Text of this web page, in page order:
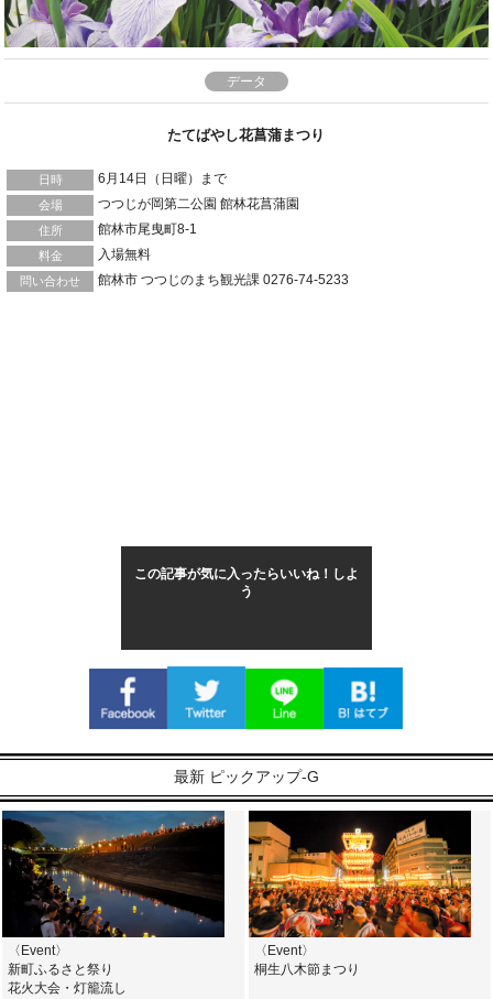
データ
たてばやし花菖蒲まつり
日時 6月14日（日曜）まで
会場 つつじが岡第二公園 館林花菖蒲園
住所 館林市尾曳町8-1
料金 入場無料
問い合わせ 館林市 つつじのまち観光課 0276-74-5233
この記事が気に入ったらいいね！しよ
う
最新 ピックアップ-G
〈Event〉
新町ふるさと祭り
花火大会・灯籠流し
〈Event〉
桐生八木節まつり